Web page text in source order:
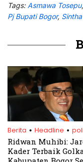
Tags: Asmawa Tosepu,
Pj Bupati Bogor,
Berita . Headline .
Ridwan Muhibi:
Kader Terbaik